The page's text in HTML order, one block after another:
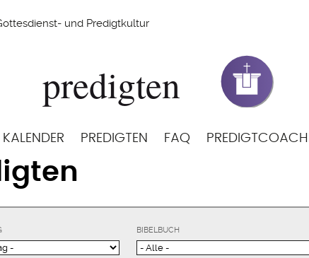
und Predigtkultur
PREDIGTEN FAQ
BIBELBUCH